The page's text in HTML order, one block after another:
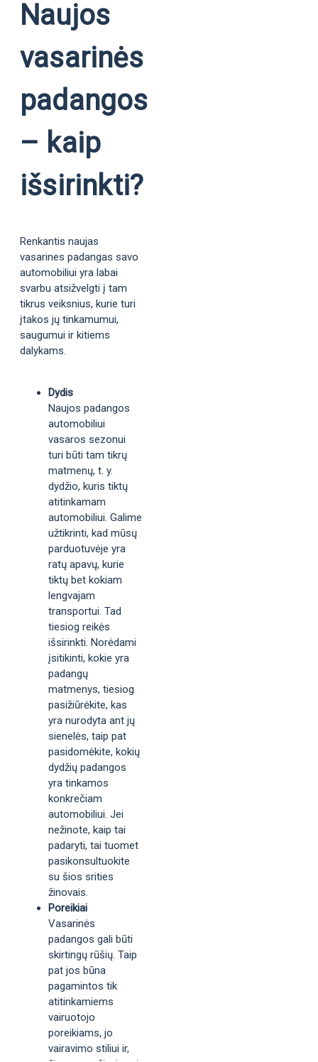
Naujos
vasarinės
padangos
– kaip
išsirinkti?
Renkantis naujas
vasarines padangas savo
automobiliui yra labai
svarbu atsižvelgti į tam
tikrus veiksnius, kurie turi
įtakos jų tinkamumui,
saugumui ir kitiems
dalykams.
Dydis
Naujos padangos
automobiliui
vasaros sezonui
turi būti tam tikrų
matmenų, t. y.
dydžio, kuris tiktų
atitinkamam
automobiliui. Galime
užtikrinti, kad mūsų
parduotuvėje yra
ratų apavų, kurie
tiktų bet kokiam
lengvajam
transportui. Tad
tiesiog reikės
išsirinkti. Norėdami
įsitikinti, kokie yra
padangų
matmenys, tiesiog
pasižiūrėkite, kas
yra nurodyta ant jų
sienelės, taip pat
pasidomėkite, kokių
dydžių padangos
yra tinkamos
konkrečiam
automobiliui. Jei
nežinote, kaip tai
padaryti, tai tuomet
pasikonsultuokite
su šios srities
žinovais.
Poreikiai
Vasarinės
padangos gali būti
skirtingų rūšių. Taip
pat jos būna
pagamintos tik
atitinkamiems
vairuotojo
poreikiams, jo
vairavimo stiliui ir,